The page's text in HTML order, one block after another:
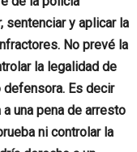
sentenciar y aplicar la
No prevé la
la legalidad de
defensora. Es decir
una pena de arresto
ni controlar la